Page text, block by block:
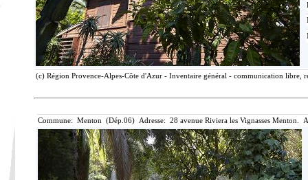
(c) Région Provence-Alpes-Côte d'Azur - Inventaire général - communication libre,
Commune: Menton (Dép.06) Adresse: 28 avenue Riviera les Vignasses Menton.